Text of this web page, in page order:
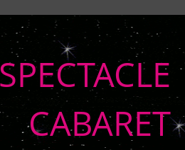
SPECTACLE
CABARET